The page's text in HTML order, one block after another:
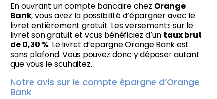
En ouvrant un compte bancaire chez Orange
Bank, vous avez la possibilité d’épargner avec le
livret entièrement gratuit. Les versements sur le
livret son gratuit et vous bénéficiez d’un taux brut
de 0,30 %. Le livret d’épargne Orange Bank est
sans plafond. Vous pouvez donc y déposer autant
que vous le souhaitez.
Notre avis sur le compte épargne d’Orange
Bank